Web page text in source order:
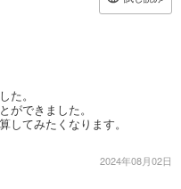
た。
ができました。
してみたくなります。
2024年08月02日